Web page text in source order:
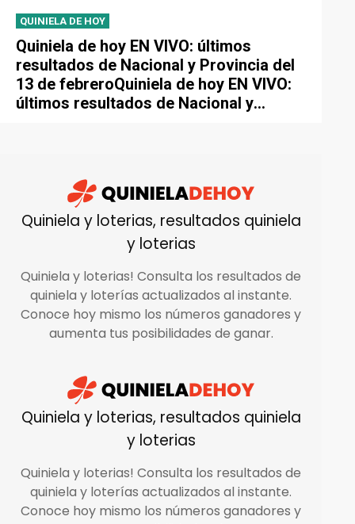
QUINIELA DE HOY
Quiniela de hoy EN VIVO: últimos
resultados de Nacional y Provincia del
13 de febreroQuiniela de hoy EN VIVO:
últimos resultados de Nacional y